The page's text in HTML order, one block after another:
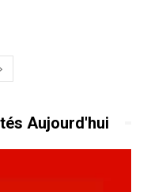
Aujourd'hui